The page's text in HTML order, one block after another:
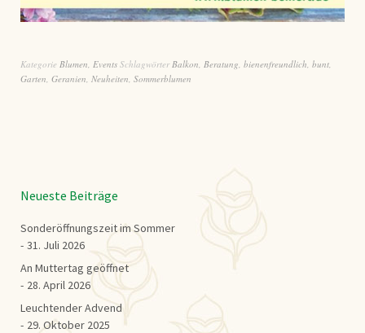
Kategorie Blumen, Events SchlagwörterBalkon, Beratung, bienenfreundlich, bunt,
Garten, Geranien, Neuheiten, Sommerblumen
Neueste Beiträge
Sonderöffnungszeit im Sommer
31. Juli 2026
An Muttertag geöffnet
28. April 2026
Leuchtender Advend
29. Oktober 2025